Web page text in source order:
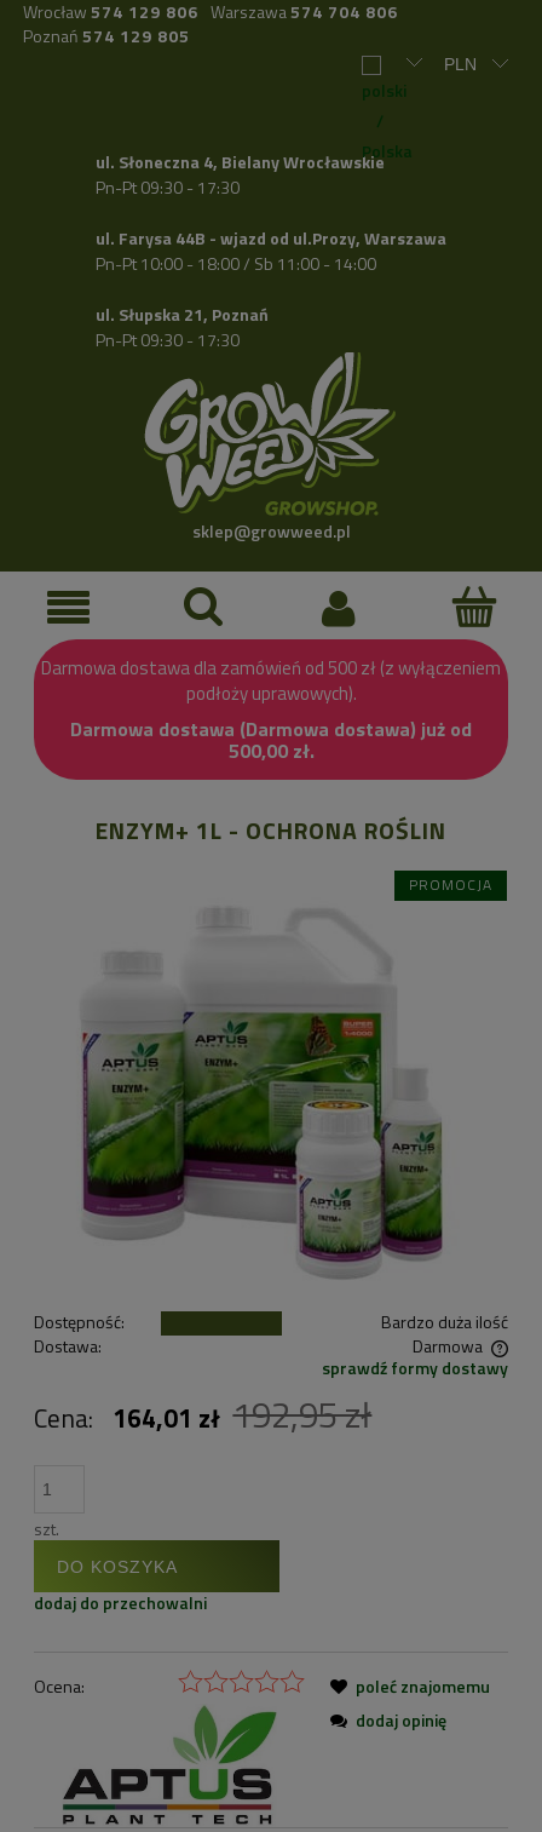
Wrocław 574 129 806 Warszawa574 704 806
Poznań 574 129 805
ul. Słoneczna 4, Bielany Wrocławskie
Pn-Pt 09:30 - 17:30
ul. Farysa 44B - wjazd od ul.Prozy, Warszawa
Pn-Pt 10:00 - 18:00 / Sb 11:00 - 14:00
ul. Słupska 21, Poznań
Pn-Pt 09:30 - 17:30
sklep@growweed.pl
Darmowa dostawa dla zamówień od 500 zł (z wyłączeniem
podłoży uprawowych).
Darmowa dostawa (Darmowa dostawa) już od
500,00 zł.
ENZYM+ 1L - OCHRONA ROŚLIN
PROMOCJA
Dostępność:
Bardzo duża ilość
Dostawa:
Darmowa
Cena nie zawiera ewentualnych kosztów płatnościsprawdź formy dostawy
Cena: 164,01 zł 192,95 zł
szt.
DO KOSZYKA
dodaj do przechowalni
Ocena:
poleć znajomemu
dodaj opinię